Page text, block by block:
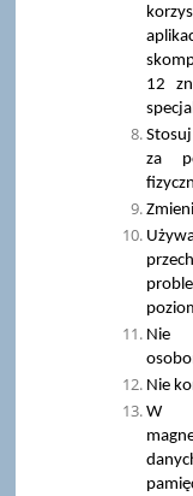
12
za
Nie
Nie
W